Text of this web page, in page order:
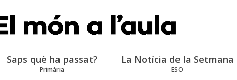
Saps què ha passat?
Primària
La Notícia de la Setmana
ESO